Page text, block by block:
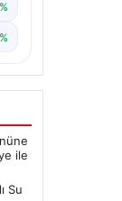
ile
Su